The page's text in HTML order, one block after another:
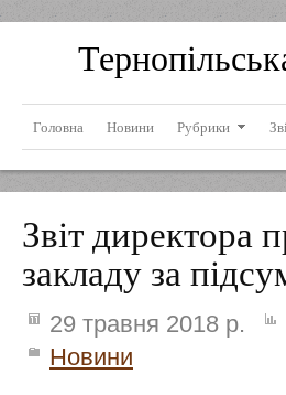
Головна Новини Рубрики
Звіт директора
закладу за
29 травня 2018 р.
Новини